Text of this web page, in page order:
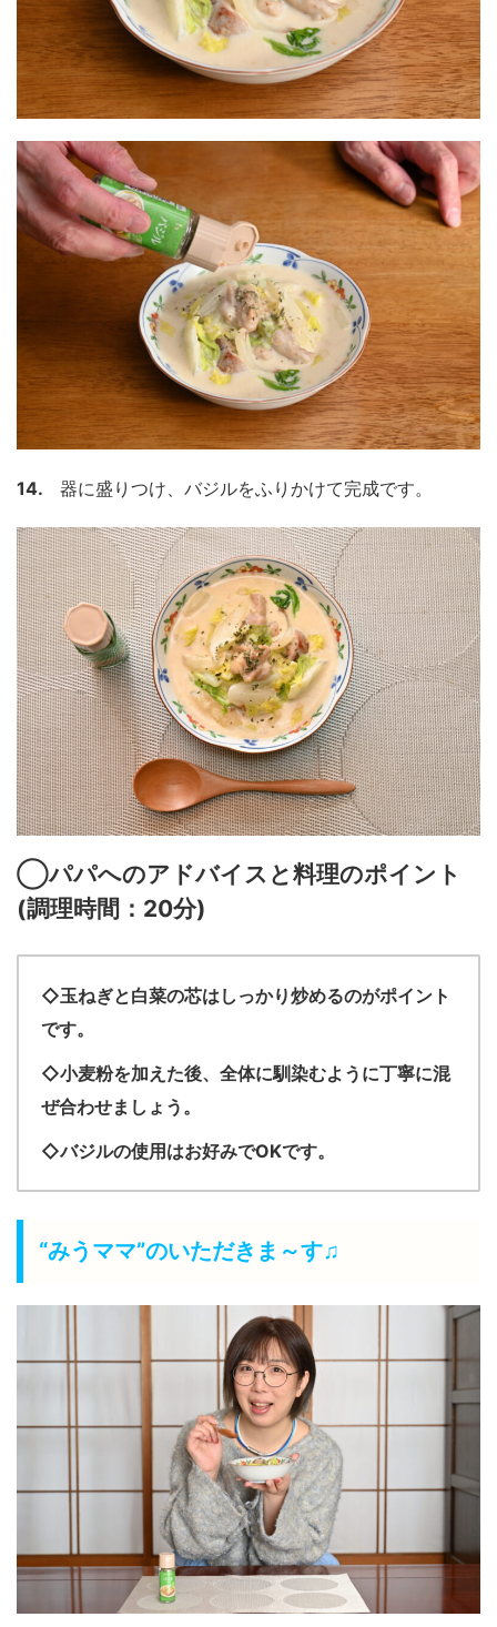
14. 器に盛りつけ、バジルをふりかけて完成です。
◯パパへのアドバイスと料理のポイント
(調理時間：20分)
◇玉ねぎと白菜の芯はしっかり炒めるのがポイント
です。
◇小麦粉を加えた後、全体に馴染むように丁寧に混
ぜ合わせましょう。
◇バジルの使用はお好みでOKです。
“みうママ”のいただきま～す♫